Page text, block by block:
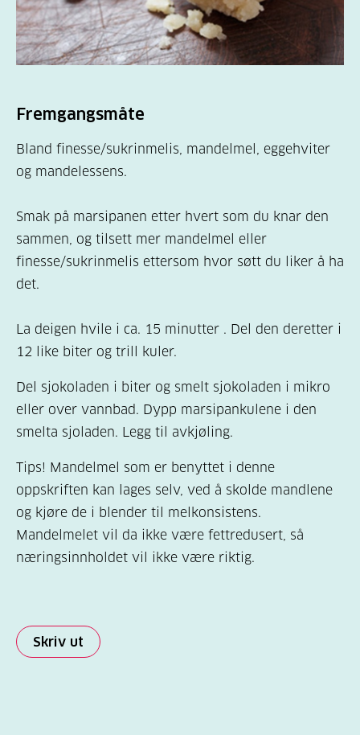
Fremgangsmåte
Bland finesse/sukrinmelis, mandelmel, eggehviter
og mandelessens.
Smak på marsipanen etter hvert som du knar den
sammen, og tilsett mer mandelmel eller
finesse/sukrinmelis ettersom hvor søtt du liker å ha
det.
La deigen hvile i ca. 15 minutter . Del den deretter i
12 like biter og trill kuler.
Del sjokoladen i biter og smelt sjokoladen i mikro
eller over vannbad. Dypp marsipankulene i den
smelta sjoladen. Legg til avkjøling.
Tips! Mandelmel som er benyttet i denne
oppskriften kan lages selv, ved å skolde mandlene
og kjøre de i blender til melkonsistens.
Mandelmelet vil da ikke være fettredusert, så
næringsinnholdet vil ikke være riktig.
Skriv ut